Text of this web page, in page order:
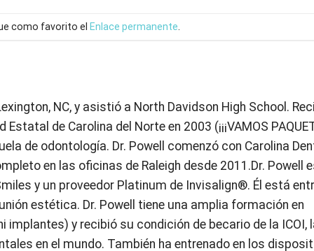
como favorito elEnlace permanente
NC, y asistió a North Davidson High School.
de Carolina del Norte en 2003 (¡¡¡VAMOS
de odontología. Dr. Powell comenzó con Carolina
en las oficinas de Raleigh desde 2011.Dr. Powell
y un proveedor Platinum de Invisalign®. Él está
estética. Dr. Powell tiene una amplia formación en
implantes) y recibió su condición de becario de la ICOI,
en el mundo. También ha entrenado en los